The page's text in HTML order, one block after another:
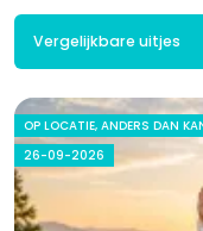
Vergelijkbare uitjes
OP LOCATIE, ANDERS DAN
26-09-2026